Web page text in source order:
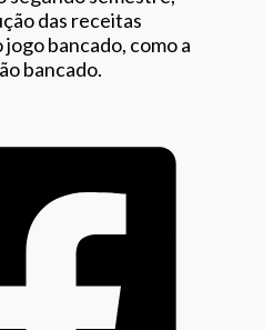
das receitas
bancado, como a
bancado.